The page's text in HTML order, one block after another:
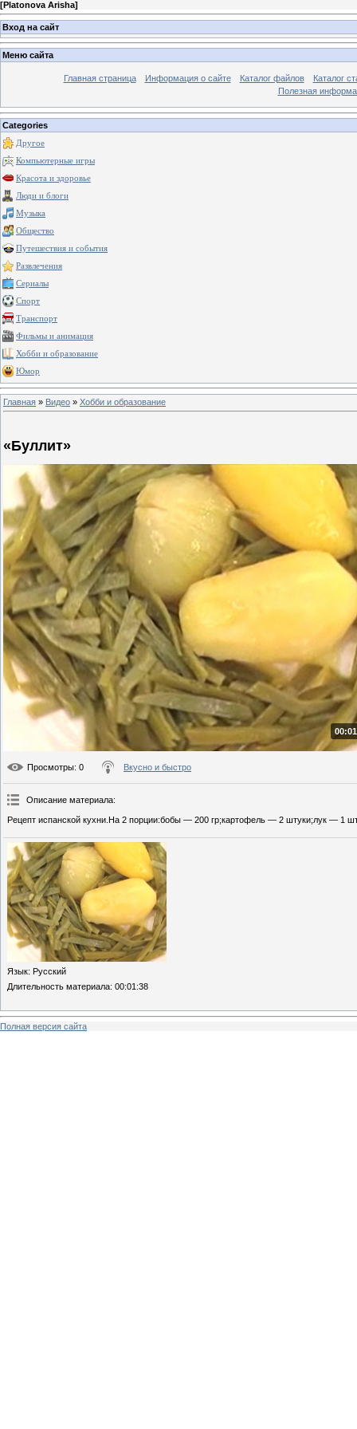
[Platonova Arisha]
Вход на сайт
Меню сайта
Главная страница Информация о сайте Каталог файлов
Каталог
Полезная
Categories
Другое
Компьютерные игры
Красота и здоровье
Люди и блоги
Музыка
Общество
Путешествия и события
Развлечения
Сериалы
Спорт
Транспорт
Фильмы и анимация
Хобби и образование
Юмор
Главная » Видео » Хобби и образование
«Буллит»
Просмотры: 0 Вкусно и быстро
Описание материала:
Рецепт испанской кухни.На 2 порции:бобы — 200 гр;картофель — 2 штуки;лук — 1
Язык: Русский
Длительность материала: 00:01:38
Полная версия сайта